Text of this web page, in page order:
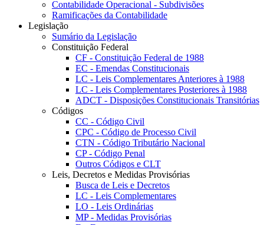
Contabilidade Operacional - Subdivisões
Ramificações da Contabilidade
Legislação
Sumário da Legislação
Constituição Federal
CF - Constituição Federal de 1988
EC - Emendas Constitucionais
LC - Leis Complementares Anteriores à 1988
LC - Leis Complementares Posteriores à 1988
ADCT - Disposições Constitucionais Transitórias
Códigos
CC - Código Civil
CPC - Código de Processo Civil
CTN - Código Tributário Nacional
CP - Código Penal
Outros Códigos e CLT
Leis, Decretos e Medidas Provisórias
Busca de Leis e Decretos
LC - Leis Complementares
LO - Leis Ordinárias
MP - Medidas Provisórias